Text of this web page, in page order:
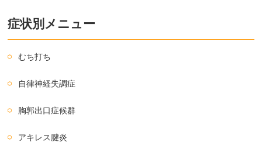
症状別メニュー
むち打ち
自律神経失調症
胸郭出口症候群
アキレス腱炎